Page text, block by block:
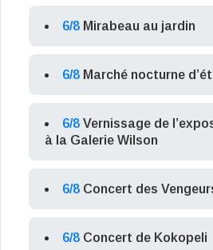
6/8 Mirabeau au jardin
6/8 Marché nocturne
6/8 Vernissage de
à la Galerie Wilson
6/8 Concert des
6/8 Concert de Kokopeli